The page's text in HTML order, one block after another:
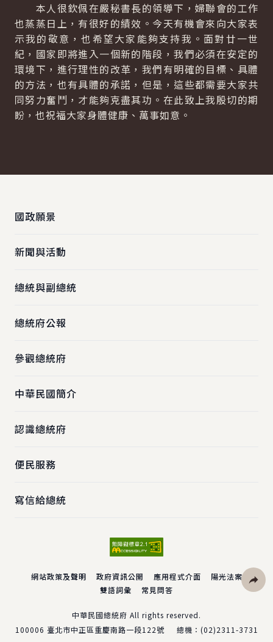
本人很欽佩在嚴秘書長的領導下，婦聯會的工作
也蒸蒸日上，有很好的績效。今天有機會來向大家表
示我的敬意，也希望大家能夠支持我。面對廿一世
紀，國家即將進入一個新的階段，我們必須在安定的
環境下，進行理性的改革，我們有明確的目標、具體
的方法，也有具體的承諾，但是，這些都需要大家共
同努力奮鬥，才能夠克盡其功。在此致上我殷切的期
盼，也祝福大家身體健康、萬事如意。
國政願景
新聞與活動
總統與副總統
總統府公報
參觀總統府
中華民國簡介
認識總統府
便民服務
寫信給總統
網站政策及聲明 政府資訊公開 應用程式介面
陽光法案
雙語詞彙
常見問答
中華民國總統府 All rights reserved.
100006 臺北市中正區重慶南路一段122號 總機： (02)2311-3731